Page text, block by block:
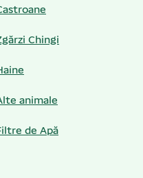
Chingi
animale
de Apă